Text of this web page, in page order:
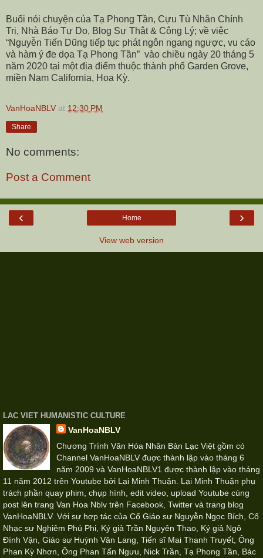
Buổi nói chuyện của Tạ Phong Tần, Cựu Tù Nhân Chính
Trị, Nhà Báo Tự Do, Blog Sự Thật & Công Lý; về việc
“Nguyễn Tiến Dũng tiếp tục phát ngôn ngang ngược, vu cáo
và hàm ý đe dọa Tạ Phong Tần” vào chiều ngày 20 tháng 5
năm 2020 tại một địa điểm thuộc thành phố Garden Grove,
miền Nam California, Hoa Kỳ.
VanHoaNBLV at 12:30 PM
Share
No comments:
Post a Comment
‹ ›
Home
View web version
LAC VIET HUMANISTIC CULTURE
VanHoaNBLV
Chương Trình Văn Hóa Nhân Bản Lạc Việt gồm có
Channel VanHoaNBLV đuợc thành lập vào tháng 6
năm 2009 và VanHoaNBLV1 được thành lập vào tháng
11 năm 2012 trên Youtube bởi Lại Minh Thuận. Lại Minh Thuận phụ
trách phần quay phim, chụp hình, edit video, upload Youtube cùng
post lên trang Van Hoa Nblv trên Facebook, Twitter và trang blog
VanHoaNBLV. Với sự hợp tác của Cố Giáo sư Nguyễn Ngọc Bích, Cố
Nhạc sư Nghiêm Phú Phi, Ký giả Trần Nguyên Thao, Ký giả Ngô
Đình Vận, Giáo sư Huỳnh Văn Lang, Tiến sĩ Mai Thanh Truyết, Ông
Phan Kỳ Nhơn, Ông Phan Tấn Ngưu, Nick Trần, Tạ Phong Tần, Bác